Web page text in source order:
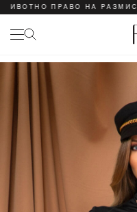
ПРАВО НА РАЗМИСЪЛ